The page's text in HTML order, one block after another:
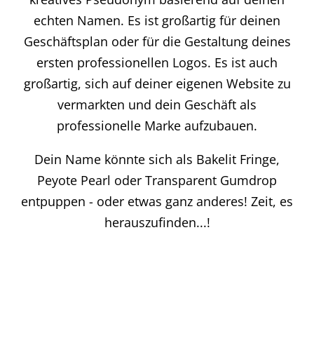
echten Namen. Es ist großartig für deinen
Geschäftsplan oder für die Gestaltung deines
ersten professionellen Logos. Es ist auch
großartig, sich auf deiner eigenen Website zu
vermarkten und dein Geschäft als
professionelle Marke aufzubauen.
Dein Name könnte sich als Bakelit Fringe,
Peyote Pearl oder Transparent Gumdrop
entpuppen - oder etwas ganz anderes! Zeit, es
herauszufinden...!